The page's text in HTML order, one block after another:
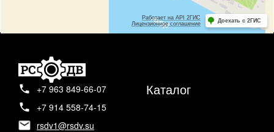
+7 963 849-66-07
+7 914 558-74-15
rsdv1@rsdv.su
Каталог